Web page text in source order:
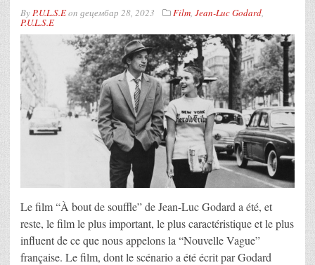
ByP.U.L.S.Eon децембар 28, 2023 Film, Jean-Luc Godard,
P.U.L.S.E
Le film “À bout de souffle” de Jean-Luc Godard a été, et
reste, le film le plus important, le plus caractéristique et le plus
influent de ce que nous appelons la “Nouvelle Vague”
française. Le film, dont le scénario a été écrit par Godard